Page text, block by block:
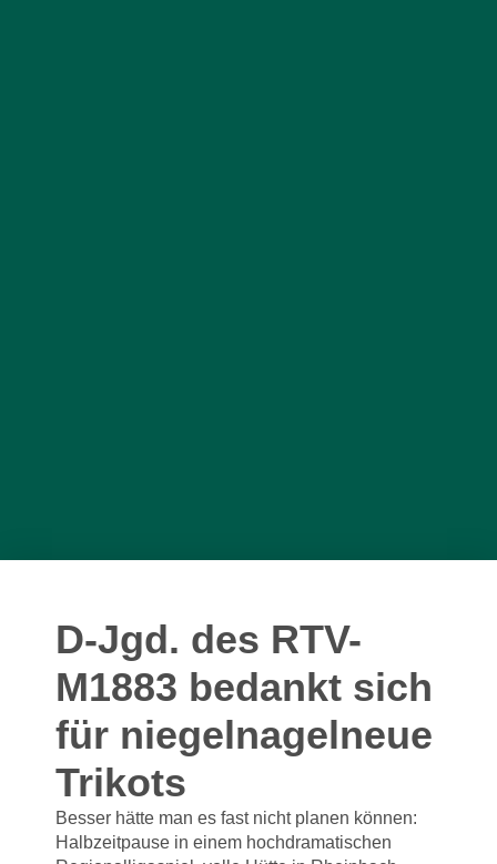
D-Jgd. des RTV-
M1883 bedankt sich
für niegelnagelneue
Trikots
Besser hätte man es fast nicht planen können:
Halbzeitpause in einem hochdramatischen